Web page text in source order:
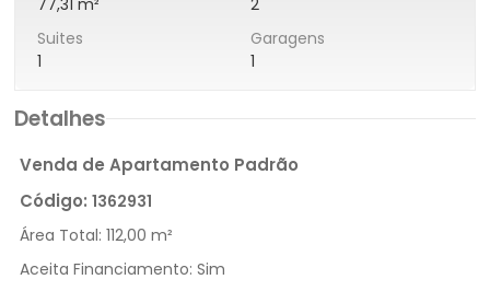
77,31 m²
2
Suites
1
Garagens
1
Detalhes
Venda de Apartamento Padrão
Código: 1362931
Área Total: 112,00 m²
Aceita Financiamento: Sim